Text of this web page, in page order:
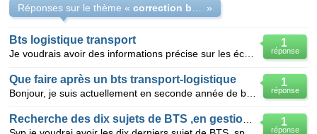
Réponses sur le thème « »
1
réponse
Bts logistique transport
1
réponse
Que faire après un bts transport-logistique
1
réponse